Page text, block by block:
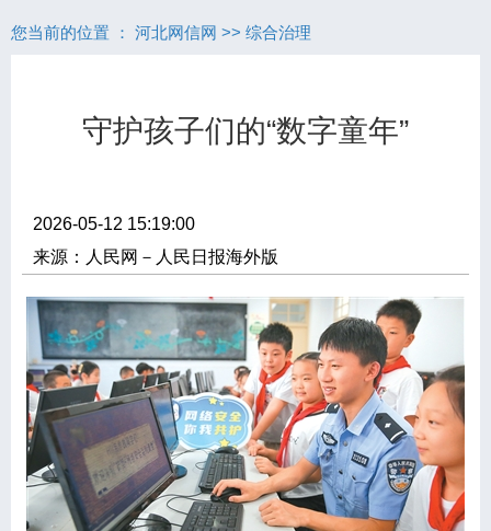
您当前的位置 ： 河北网信网 >> 综合治理
守护孩子们的“数字童年”
2026-05-12 15:19:00
来源：人民网－人民日报海外版